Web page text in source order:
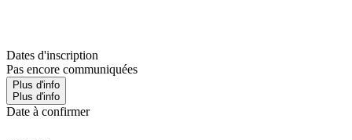
Dates d'inscription
Pas encore communiquées
Plus d'info
Plus d'info
Date à confirmer